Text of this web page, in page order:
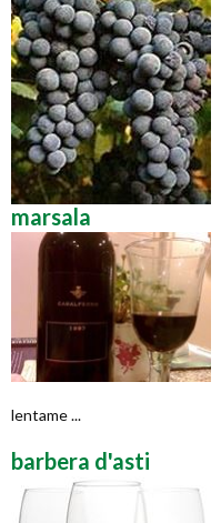
marsala
lentame ...
barbera d'asti